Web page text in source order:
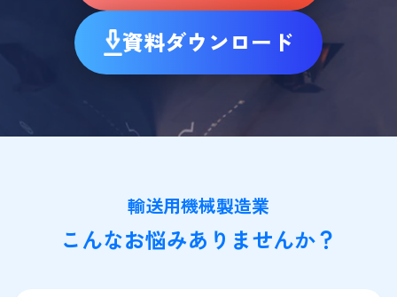
資料ダウンロード
輸送用機械製造業
こんなお悩みありませんか？